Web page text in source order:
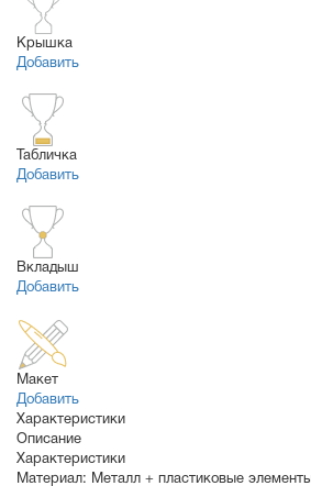
Крышка
Добавить
Табличка
Добавить
Вкладыш
Добавить
Макет
Добавить
Характеристики
Описание
Характеристики
Материал: Металл + пластиковые элементы